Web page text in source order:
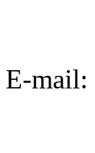
E-mail: